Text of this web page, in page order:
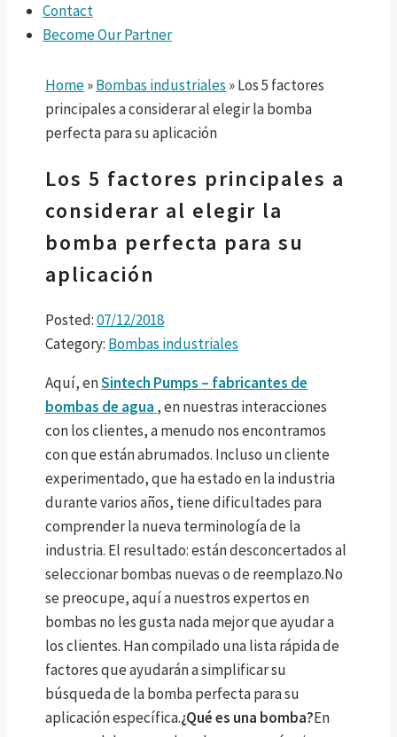
Contact
Become Our Partner
Home»Bombas industriales »Los 5 factores
principales a considerar al elegir la bomba
perfecta para su aplicación
Los 5 factores principales a
considerar al elegir la
bomba perfecta para su
aplicación
Posted:07/12/2018
Category: Bombas industriales
Aquí, enSintech Pumps – fabricantes de
bombas de agua , en nuestras interacciones
con los clientes, a menudo nos encontramos
con que están abrumados. Incluso un cliente
experimentado, que ha estado en la industria
durante varios años, tiene dificultades para
comprender la nueva terminología de la
industria. El resultado: están desconcertados al
seleccionar bombas nuevas o de reemplazo.No
se preocupe, aquí a nuestros expertos en
bombas no les gusta nada mejor que ayudar a
los clientes. Han compilado una lista rápida de
factores que ayudarán a simplificar su
búsqueda de la bomba perfecta para su
aplicación específica.¿Qué es una bomba?En